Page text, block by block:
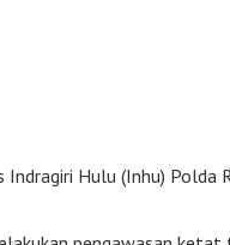
Hulu (Inhu) Polda